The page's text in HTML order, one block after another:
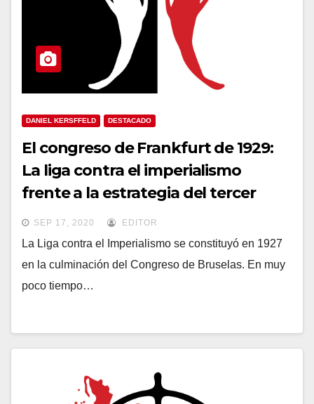
DANIEL KERSFFELD DESTACADO
El congreso de Frankfurt de 1929:
La liga contra el imperialismo
frente a la estrategia del tercer
período
SEP 17, 2020 EDITOR
La Liga contra el Imperialismo se constituyó en 1927
en la culminación del Congreso de Bruselas. En muy
poco tiempo…